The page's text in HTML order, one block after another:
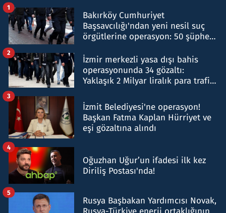
Bakırköy Cumhuriyet
Başsavcılığı'ndan yeni nesil suç
örgütlerine operasyon: 50 şüpheli
1
İzmir merkezli yasa dışı bahis
operasyonunda 34 gözaltı:
Yaklaşık 2 Milyar liralık para trafiği
2
İzmit Belediyesi'ne operasyon!
Başkan Fatma Kaplan Hürriyet ve
eşi gözaltına alındı
3
Oğuzhan Uğur’un ifadesi ilk kez
Diriliş Postası'nda!
4
Rusya Başbakan Yardımcısı Novak,
5